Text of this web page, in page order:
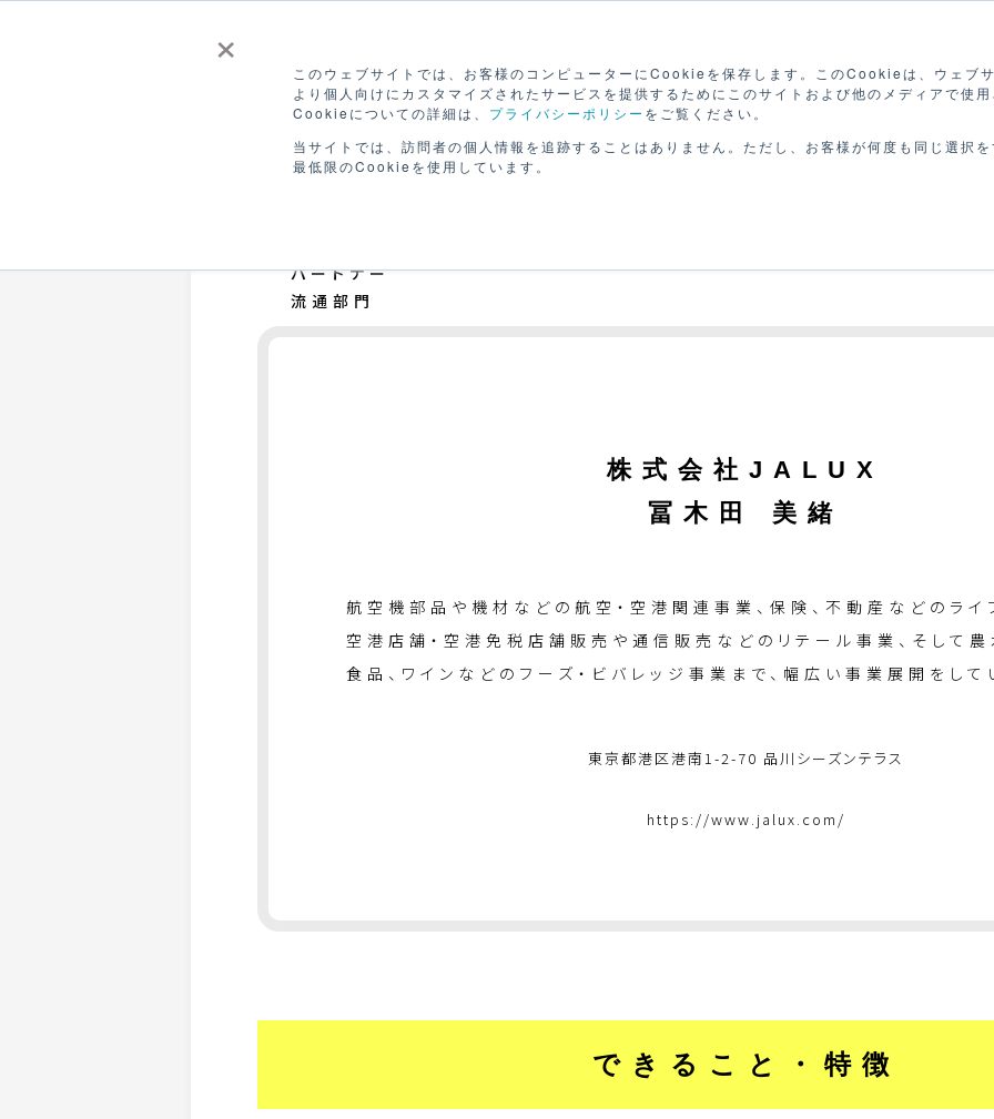
×
このウェブサイトでは、お客様のコンピューターにCookieを保存します。このCookieは、ウェブ
より個人向けにカスタマイズされたサービスを提供するためにこのサイトおよび他のメディアで使
Cookieについての詳細は、 プライバシーポリシー をご覧ください。
当サイトでは、訪問者の個人情報を追跡することはありません。ただし、お客様が何度も同じ選択
最低限のCookieを使用しています。
CANVASを
つかう
販路を
ひろげる
セミナーで
学ぶ
学ぶ
パー
パートナー
流通部門
株式会社JALUX
冨木田 美緒
航空機部品や機材などの航空・空港関連事業、保険、不動産などのライ
空港店舗・空港免税店舗販売や通信販売などのリテール事業、そして
食品、ワインなどのフーズ・ビバレッジ事業まで、幅広い事業展開をして
東京都港区港南1-2-70 品川シーズンテラス
https://www.jalux.com/
できること・特徴